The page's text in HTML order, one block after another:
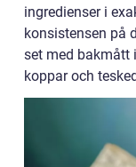
ingredienser i
konsistensen på
set med bakmått
koppar och